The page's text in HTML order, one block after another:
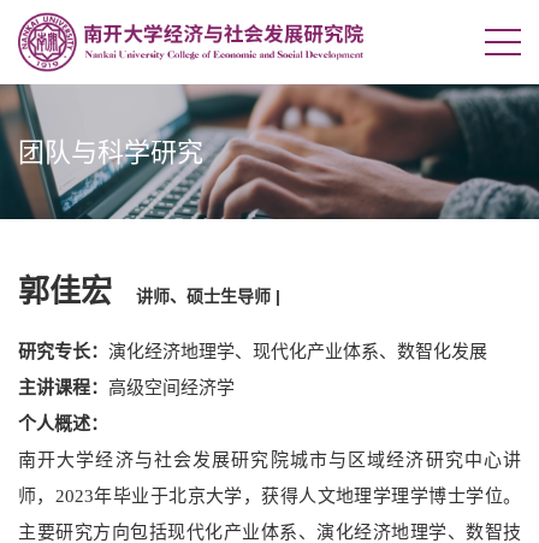
团队与科学研究
郭佳宏 讲师、硕士生导师 |
研究专长： 演化经济地理学、现代化产业体系、数智化发展
主讲课程： 高级空间经济学
个人概述：
南开大学经济与社会发展研究院城市与区域经济研究中心讲
师，
2023年毕业于北京大学，获得人文地理学理学博士学位。
主要研究方向包括现代化产业体系、演化经济地理学、数智技